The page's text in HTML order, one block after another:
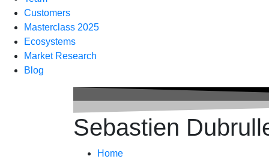
Customers
Masterclass 2025
Ecosystems
Market Research
Blog
Sebastien
Home